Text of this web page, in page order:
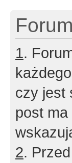
1.
czy jest
post
2.